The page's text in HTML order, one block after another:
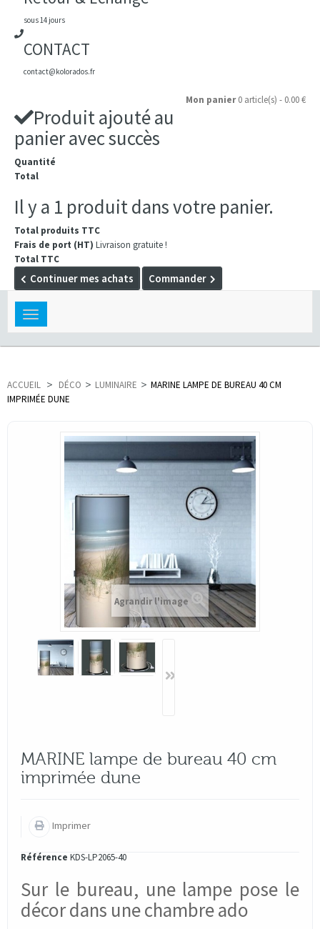
sous 14 jours
CONTACT
contact@kolorados.fr
Mon panier 0 article(s) - 0.00 €
Produit ajouté au
panier avec succès
Quantité
Total
Il y a 1 produit dans votre panier.
Total produits TTC
Frais de port (HT) Livraison gratuite !
Total TTC
Continuer mes achats Commander
Toggle
navigation
ACCUEIL > DÉCO > LUMINAIRE > MARINE LAMPE DE BUREAU 40 CM
IMPRIMÉE DUNE
Agrandir l'image
MARINE lampe de bureau 40 cm
imprimée dune
Imprimer
Référence KDS-LP2065-40
Sur le bureau, une lampe pose le
décor dans une chambre ado